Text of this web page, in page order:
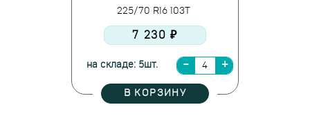
225/70 R16 103T
7 230 ₽
на складе: 5шт.
В КОРЗИНУ